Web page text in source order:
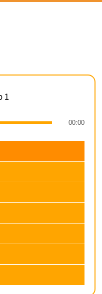
1
00:00